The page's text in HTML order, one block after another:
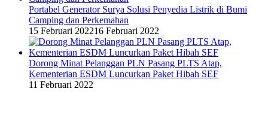
Portabel Generator Surya Solusi Penyedia Listrik di Bumi
Camping dan Perkemahan
15 Februari 202216 Februari 2022
Dorong Minat Pelanggan PLN Pasang PLTS Atap,
Kementerian ESDM Luncurkan Paket Hibah SEF
11 Februari 2022